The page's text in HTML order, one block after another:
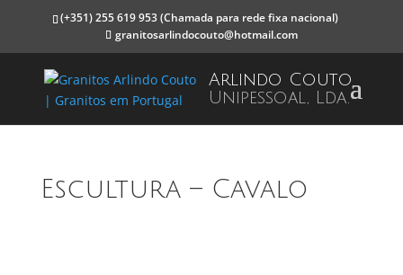
(+351) 255 619 953(Chamada para rede fixa nacional)
granitosarlindocouto@hotmail.com
Arlindo Couto
Unipessoal, Lda.
Escultura – Cavalo